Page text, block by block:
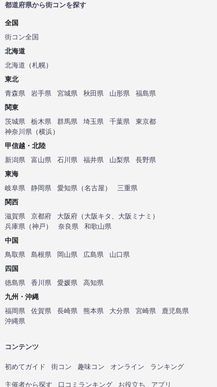
都道府県から街コンを探す
全国
街コン全国
北海道
北海道 （札幌）
東北
青森県
岩手県 宮城県 秋田県 山形県
福島県
関東
茨城県
栃木県 群馬県 埼玉県 千葉県
東京都
神奈川県 （横浜）
甲信越・北陸
新潟県
富山県 石川県 福井県 山梨県
長野県
東海
岐阜県
静岡県 愛知県 （名古屋）
三重県
関西
滋賀県
京都府 大阪府 （大阪キタ 大阪ミナミ ）
兵庫県 （神戸） 奈良県
和歌山県
中国
鳥取県
島根県 岡山県 広島県
山口県
四国
徳島県
香川県 愛媛県
高知県
九州・沖縄
福岡県
佐賀県 長崎県 熊本県 大分県 宮崎県
鹿児島県
沖縄県
コンテンツ
初めてガイド 街コン 趣味コン オンライン ランキング
主催者から探す 口コミランキング お役立ち アプリ